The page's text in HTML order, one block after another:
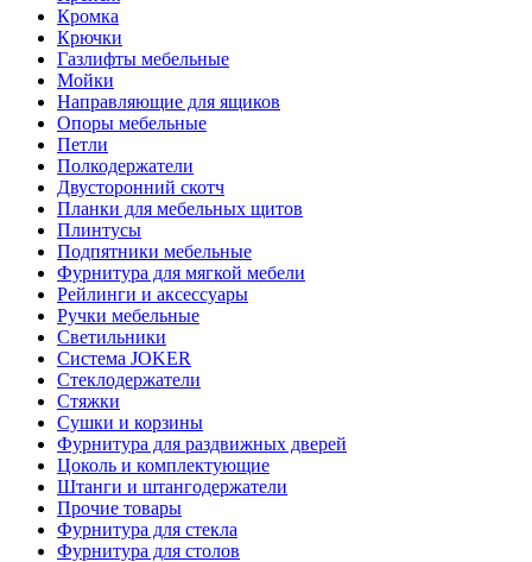
Кромка
Крючки
Газлифты мебельные
Мойки
Направляющие для ящиков
Опоры мебельные
Петли
Полкодержатели
Двусторонний скотч
Планки для мебельных щитов
Плинтусы
Подпятники мебельные
Фурнитура для мягкой мебели
Рейлинги и аксессуары
Ручки мебельные
Светильники
Система JOKER
Стеклодержатели
Стяжки
Сушки и корзины
Фурнитура для раздвижных дверей
Цоколь и комплектующие
Штанги и штангодержатели
Прочие товары
Фурнитура для стекла
Фурнитура для столов